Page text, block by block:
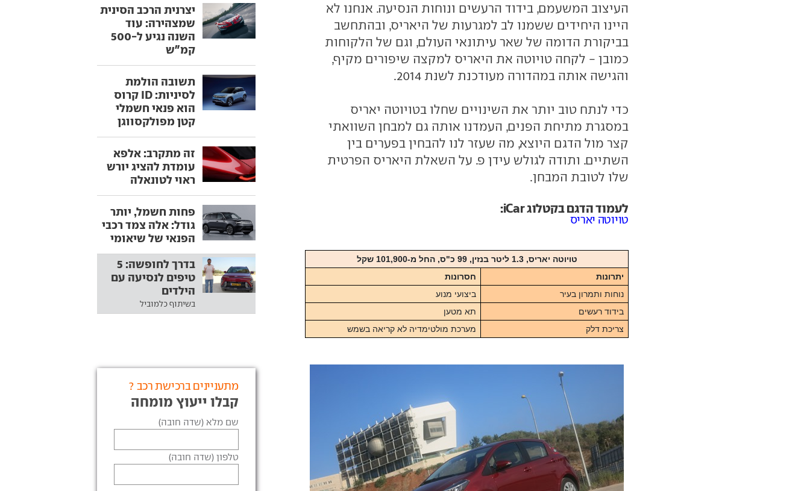
העיצוב המשעמם, בידוד הרעשים ונוחות הנסיעה. אנחנו לא
היינו היחידים ששמנו לב למגרעות של היאריס, ובהתחשב
בביקורת הדומה של שאר עיתונאי העולם, וגם של הלקוחות
כמובן - לקחה טויוטה את היאריס למקצה שיפורים מקיף,
והגישה אותה במהדורה מעודכנת לשנת 2014.
כדי לנתח טוב יותר את השינויים שחלו בטויוטה יאריס
במסגרת מתיחת הפנים, העמדנו אותה גם למבחן השוואתי
קצר מול הדגם היוצא, מה שעזר לנו להבחין בפערים בין
השתיים. ותודה לגולש עידן פ. על השאלת היאריס הפרטית
שלו לטובת המבחן.
לעמוד הדגם בקטלוג iCar:
טויוטה יאריס
טויוטה יאריס, 1.3 ליטר בנזין, 99 כ"ס, החל מ-101,900 שקל
יתרונות
חסרונות
נוחות ותמרון בעיר
ביצועי מנוע
בידוד רעשים
תא מטען
צריכת דלק
מערכת מולטימדיה לא קריאה בשמש
יצרנית הרכב הסינית
שמצהירה: עוד
השנה נגיע ל-500
קמ"ש
תשובה הולמת
לסיניות: ID קרוס
הוא פנאי חשמלי
קטן מפולקסווגן
זה מתקרב: אלפא
עומדת להציג יורש
ראוי לטונאלה
פחות חשמל, יותר
גודל: אלה צמד רכבי
הפנאי של שיאומי
בדרך לחופשה: 5
טיפים לנסיעה עם
הילדים
בשיתוף כלמוביל
מתעניינים ברכישת רכב ?
קבלו ייעוץ מומחה
שם מלא (שדה חובה)
טלפון (שדה חובה)